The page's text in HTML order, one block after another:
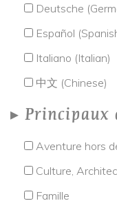
Deutsche
Español
Italiano (Italian)
中文 (Chinese)
Principaux
Aventure hors
Culture,
Famille